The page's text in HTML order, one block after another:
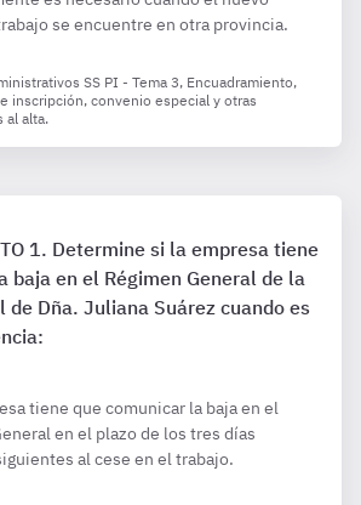
se encuentre en otra provincia.
SS PI - Tema 3, Encuadramiento,
inscripción, convenio especial y otras
al alta.
1. Determine si la empresa tiene
baja en el Régimen General de la
de Dña. Juliana Suárez cuando es
tiene que comunicar la baja en el
en el plazo de los tres días
al cese en el trabajo.